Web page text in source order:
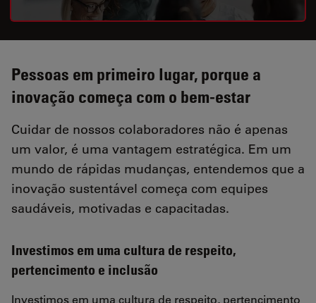
Pessoas em primeiro lugar, porque a
inovação começa com o bem-estar
Cuidar de nossos colaboradores não é apenas
um valor, é uma vantagem estratégica. Em um
mundo de rápidas mudanças, entendemos que a
inovação sustentável começa com equipes
saudáveis, motivadas e capacitadas.
Investimos em uma cultura de respeito,
pertencimento e inclusão
Investimos em uma cultura de respeito, pertencimento